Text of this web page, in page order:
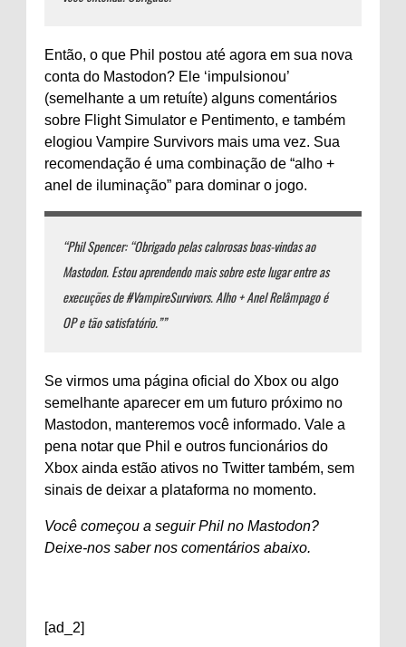
Então, o que Phil postou até agora em sua nova
conta do Mastodon? Ele ‘impulsionou’
(semelhante a um retuíte) alguns comentários
sobre Flight Simulator e Pentimento, e também
elogiou Vampire Survivors mais uma vez. Sua
recomendação é uma combinação de “alho +
anel de iluminação” para dominar o jogo.
“Phil Spencer: “Obrigado pelas calorosas boas-vindas ao
Mastodon. Estou aprendendo mais sobre este lugar entre as
execuções de #VampireSurvivors. Alho + Anel Relâmpago é
OP e tão satisfatório.””
Se virmos uma página oficial do Xbox ou algo
semelhante aparecer em um futuro próximo no
Mastodon, manteremos você informado. Vale a
pena notar que Phil e outros funcionários do
Xbox ainda estão ativos no Twitter também, sem
sinais de deixar a plataforma no momento.
Você começou a seguir Phil no Mastodon?
Deixe-nos saber nos comentários abaixo.
[ad_2]